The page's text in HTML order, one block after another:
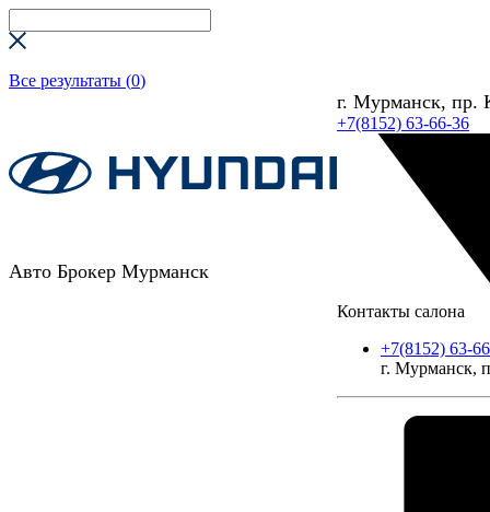
Все результаты (0)
Авто Брокер Мурманск
г. Мурманск, пр.
+7(8152) 63-66-36
Контакты салона
+7(8152) 63-
г. Мурманск,